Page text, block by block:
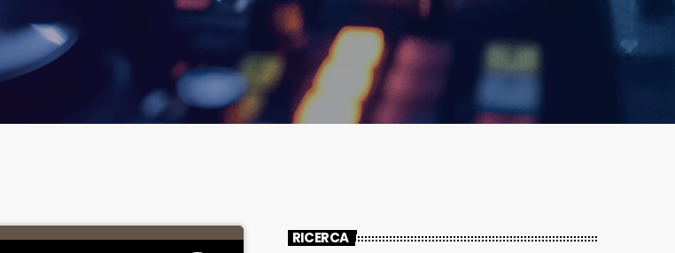
RICERCA